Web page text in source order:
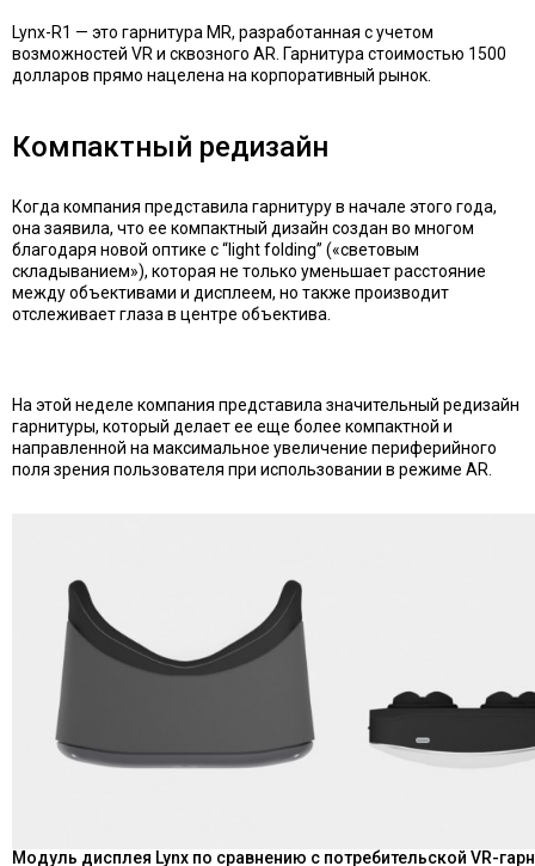
Lynx-R1 — это гарнитура MR, разработанная с учетом
возможностей VR и сквозного AR. Гарнитура стоимостью 1500
долларов прямо нацелена на корпоративный рынок.
Компактный редизайн
Когда компания представила гарнитуру в начале этого года,
она заявила, что ее компактный дизайн создан во многом
благодаря новой оптике с “light folding” («световым
складыванием»), которая не только уменьшает расстояние
между объективами и дисплеем, но также производит
отслеживает глаза в центре объектива.
На этой неделе компания представила значительный редизайн
гарнитуры, который делает ее еще более компактной и
направленной ​​на максимальное увеличение периферийного
поля зрения пользователя при использовании в режиме AR.
Модуль дисплея Lynx по сравнению с потребительской VR-